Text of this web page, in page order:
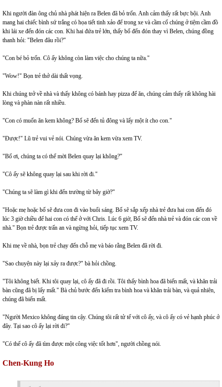
Khi người đàn ông chủ nhà phát hiện ra Belen đã bỏ trốn. Anh cảm thấy rất bực bội. Anh
mang hai chiếc bình sứ trắng có họa tiết tinh xảo để trong xe và cầm cố chúng ở tiệm cầm đồ
khi lái xe đến đón các con. Khi hai đứa trẻ lớn, thấy bố đến đón thay vì Belen, chúng đồng
thanh hỏi: "Belen đâu rồi?"
"Con bé bỏ trốn. Cô ấy không còn làm việc cho chúng ta nữa."
"Wow!" Bọn trẻ thở dài thất vọng.
Khi chúng trở về nhà và thấy không có bánh hay pizza để ăn, chúng cảm thấy rất không hài
lòng và phàn nàn rất nhiều.
"Con có muốn ăn kem không? Bố sẽ đến tủ đông và lấy một ít cho con."
"Được!" Lũ trẻ vui vẻ nói. Chúng vừa ăn kem vừa xem TV.
"Bố ơi, chúng ta có thể mời Belen quay lại không?"
"Cô ấy sẽ không quay lại sau khi rời đi."
"Chúng ta sẽ làm gì khi đến trường từ bây giờ?"
"Hoặc mẹ hoặc bố sẽ đưa con đi vào buổi sáng. Bố sẽ sắp xếp nhà trẻ đưa hai con đến đó
lúc 3 giờ chiều để hai con có thể ở với Chris. Lúc 6 giờ, Bố sẽ đến nhà trẻ và đón các con về
nhà." Bọn trẻ được trấn an và ngừng hỏi, tiếp tục xem TV.
Khi mẹ về nhà, bọn trẻ chạy đến chỗ mẹ và báo rằng Belen đã rời đi.
"Sao chuyện này lại xảy ra được?" bà hỏi chồng.
"Tôi không biết. Khi tôi quay lại, cô ấy đã đi rồi. Tôi thấy bình hoa đã biến mất, và khăn trải
bàn cũng đã bị lấy mất." Bà chủ bước đến kiểm tra bình hoa và khăn trải bàn, và quả nhiên,
chúng đã biến mất.
"Người Mexico không đáng tin cậy. Chúng tôi rất tử tế với cô ấy, và cô ấy có vẻ hạnh phúc ở
đây. Tại sao cô ấy lại rời đi?"
"Có thể cô ấy đã tìm được một công việc tốt hơn", người chồng nói.
Chen-Kung Ho